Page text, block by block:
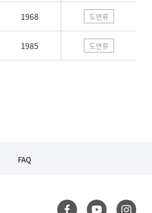
1968 도면류
1985 도면류
FAQ